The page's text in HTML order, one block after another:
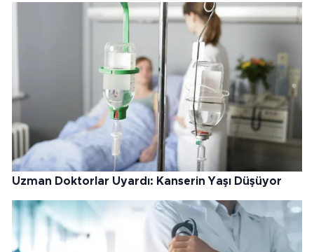
Uzman Doktorlar Uyardı: Kanserin Yaşı Düşüyor